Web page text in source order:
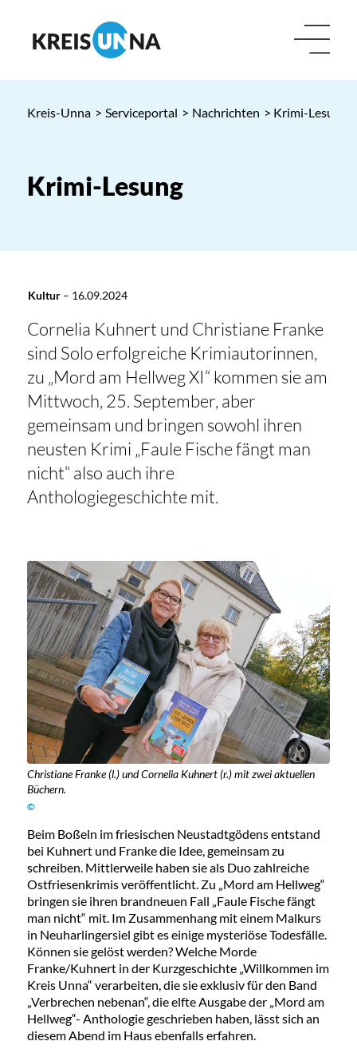
Kreis-Unna > Serviceportal > Nachrichten > Krimi-Lesung
Krimi-Lesung
Kultur– 16.09.2024
Cornelia Kuhnert und Christiane Franke
sind Solo erfolgreiche Krimiautorinnen,
zu „Mord am Hellweg XI“ kommen sie am
Mittwoch, 25. September, aber
gemeinsam und bringen sowohl ihren
neusten Krimi „Faule Fische fängt man
nicht“ also auch ihre
Anthologiegeschichte mit.
Christiane Franke (l.) und Cornelia Kuhnert (r.) mit zwei aktuellen
Büchern.
©
Beim Boßeln im friesischen Neustadtgödens entstand
bei Kuhnert und Franke die Idee, gemeinsam zu
schreiben. Mittlerweile haben sie als Duo zahlreiche
Ostfriesenkrimis veröffentlicht. Zu „Mord am Hellweg“
bringen sie ihren brandneuen Fall „Faule Fische fängt
man nicht“ mit. Im Zusammenhang mit einem Malkurs
in Neuharlingersiel gibt es einige mysteriöse Todesfälle.
Können sie gelöst werden? Welche Morde
Franke/Kuhnert in der Kurzgeschichte „Willkommen im
Kreis Unna“ verarbeiten, die sie exklusiv für den Band
„Verbrechen nebenan“, die elfte Ausgabe der „Mord am
Hellweg“- Anthologie geschrieben haben, lässt sich an
diesem Abend im Haus ebenfalls erfahren.